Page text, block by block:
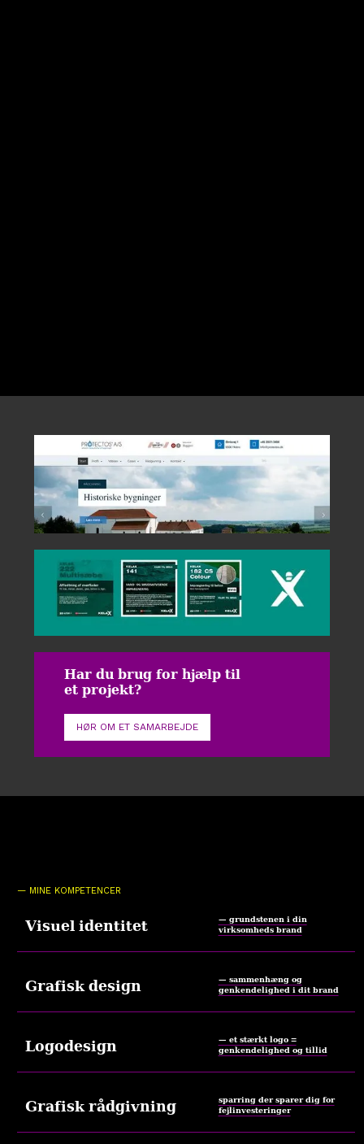
Har du brug for hjælp til
et projekt?
HØR OM ET SAMARBEJDE
— MINE KOMPETENCER
Visuel identitet
— grundstenen i din
virksomheds brand
Grafisk design
— sammenhæng og
genkendelighed i dit brand
Logodesign
— et stærkt logo =
genkendelighed og tillid
Grafisk rådgivning
sparring der sparer dig for
fejlinvesteringer